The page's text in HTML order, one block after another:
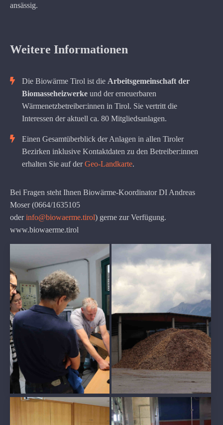
ansässig.
Weitere Informationen
Die Biowärme Tirol ist die Arbeitsgemeinschaft der
Biomasseheizwerke und der erneuerbaren
Wärmenetzbetreiber:innen in Tirol. Sie vertritt die
Interessen der aktuell ca. 80 Mitgliedsanlagen.
Einen Gesamtüberblick der Anlagen in allen Tiroler
Bezirken inklusive Kontaktdaten zu den Betreiber:innen
erhalten Sie auf derGeo-Landkarte.
Bei Fragen steht Ihnen Biowärme-Koordinator DI Andreas
Moser (0664/1635105
oderinfo@biowaerme.tirol) gerne zur Verfügung.
www.biowaerme.tirol